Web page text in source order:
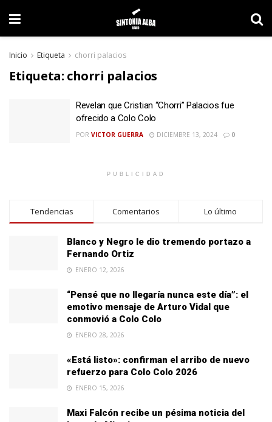
Inicio Etiqueta chorri palacios
Etiqueta: chorri palacios
Revelan que Cristian “Chorri” Palacios fue
ofrecido a Colo Colo
POR VICTOR GUERRA DICIEMBRE 13, 2024 0
PUBLICIDAD
Tendencias Comentarios Lo último
Blanco y Negro le dio tremendo portazo a
Fernando Ortiz
ENERO 12, 2026
“Pensé que no llegaría nunca este día”: el
emotivo mensaje de Arturo Vidal que
conmovió a Colo Colo
ENERO 28, 2026
«Está listo»: confirman el arribo de nuevo
refuerzo para Colo Colo 2026
ENERO 15, 2026
Maxi Falcón recibe un pésima noticia del